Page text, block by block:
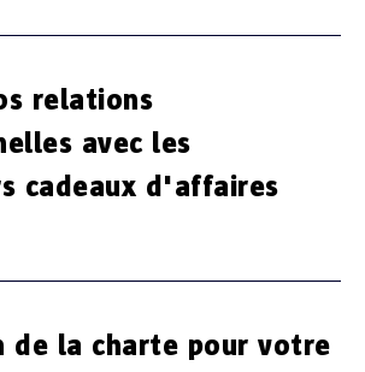
relations
avec les
cadeaux d'affaires
de la charte pour votre